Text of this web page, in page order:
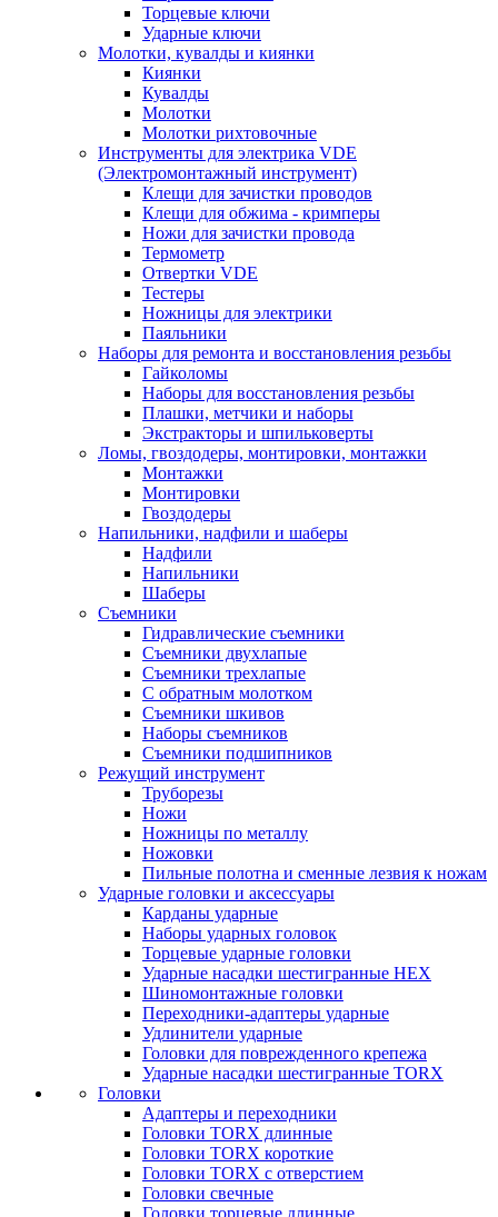
Торцевые ключи
Ударные ключи
Молотки, кувалды и киянки
Киянки
Кувалды
Молотки
Молотки рихтовочные
Инструменты для электрика VDE
(Электромонтажный инструмент)
Клещи для зачистки проводов
Клещи для обжима - кримперы
Ножи для зачистки провода
Термометр
Отвертки VDE
Тестеры
Ножницы для электрики
Паяльники
Наборы для ремонта и восстановления резьбы
Гайколомы
Наборы для восстановления резьбы
Плашки, метчики и наборы
Экстракторы и шпильковерты
Ломы, гвоздодеры, монтировки, монтажки
Монтажки
Монтировки
Гвоздодеры
Напильники, надфили и шаберы
Надфили
Напильники
Шаберы
Съемники
Гидравлические съемники
Съемники двухлапые
Съемники трехлапые
С обратным молотком
Съемники шкивов
Наборы съемников
Съемники подшипников
Режущий инструмент
Труборезы
Ножи
Ножницы по металлу
Ножовки
Пильные полотна и сменные лезвия к ножам
Ударные головки и аксессуары
Карданы ударные
Наборы ударных головок
Торцевые ударные головки
Ударные насадки шестигранные HEX
Шиномонтажные головки
Переходники-адаптеры ударные
Удлинители ударные
Головки для поврежденного крепежа
Ударные насадки шестигранные TORX
Головки
Адаптеры и переходники
Головки TORX длинные
Головки TORX короткие
Головки TORX с отверстием
Головки свечные
Головки торцевые длинные